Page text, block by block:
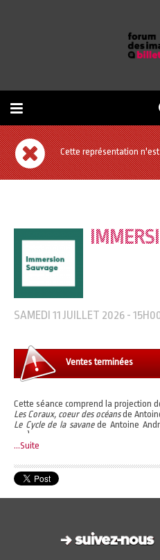
RETOUR À L'ACCUEIL
RETOUR AU SITE
Cette représentation
SAMEDI 11 JUILLET 2026 -
Ventes terminées
Cette séance comprend la projection
Les Coraux, coeur des océansde
Le Cycle de la savanede Antoine
ans)
Amérique centrale, entre jungle et
Accès à l'expérience immersive à
Horaires d'ouverture :
https://www.forumdesimages.fr/faq-
...Suite